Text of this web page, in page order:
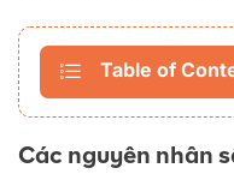
Table of
Các nguyên nhân